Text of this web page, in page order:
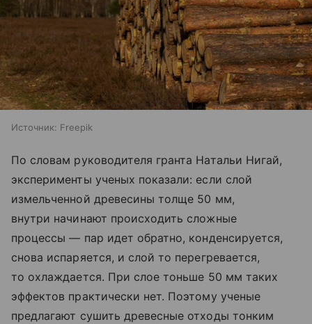
Источник: Freepik
По словам руководителя гранта Натальи Нигай,
эксперименты ученых показали: если слой
измельченной древесины толще 50 мм,
внутри начинают происходить сложные
процессы — пар идет обратно, конденсируется,
снова испаряется, и слой то перегревается,
то охлаждается. При слое тоньше 50 мм таких
эффектов практически нет. Поэтому ученые
предлагают сушить древесные отходы тонким